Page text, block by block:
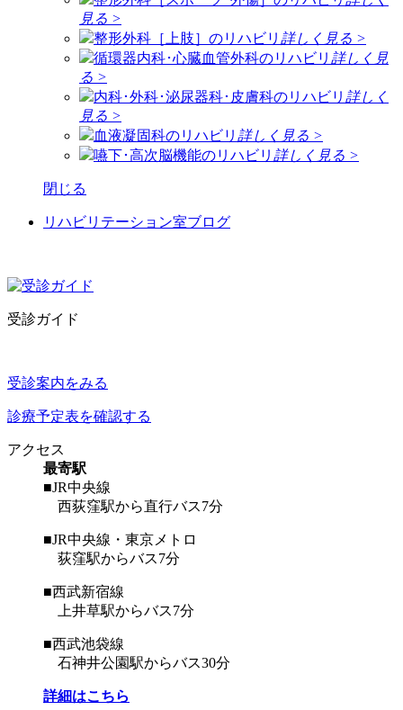
見る >
整形外科［上肢］のリハビリ 詳しく見る >
循環器内科･心臓血管外科のリハビリ 詳しく見
る >
内科･外科･泌尿器科･皮膚科のリハビリ 詳しく
見る >
血液凝固科のリハビリ 詳しく見る >
嚥下･高次脳機能のリハビリ 詳しく見る >
閉じる
リハビリテーション室ブログ
受診ガイド
受診案内をみる
診療予定表を確認する
アクセス
最寄駅
■JR中央線
西荻窪駅から直行バス7分
■JR中央線・東京メトロ
荻窪駅からバス7分
■西武新宿線
上井草駅からバス7分
■西武池袋線
石神井公園駅からバス30分
詳細はこちら